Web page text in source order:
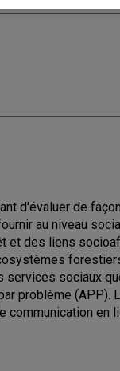
d'évaluer de
au niveau
et des liens
services sociaux
problème
communication en